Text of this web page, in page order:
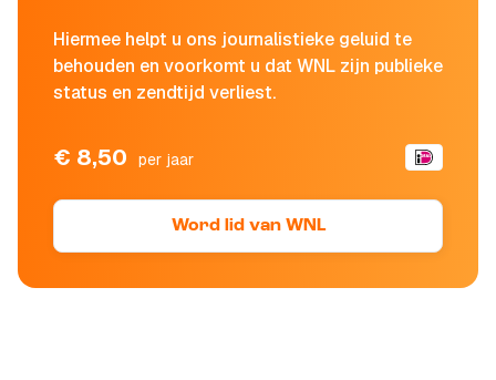
Hiermee helpt u ons journalistieke geluid te
behouden en voorkomt u dat WNL zijn publieke
status en zendtijd verliest.
€ 8,50 per jaar
Word lid van WNL